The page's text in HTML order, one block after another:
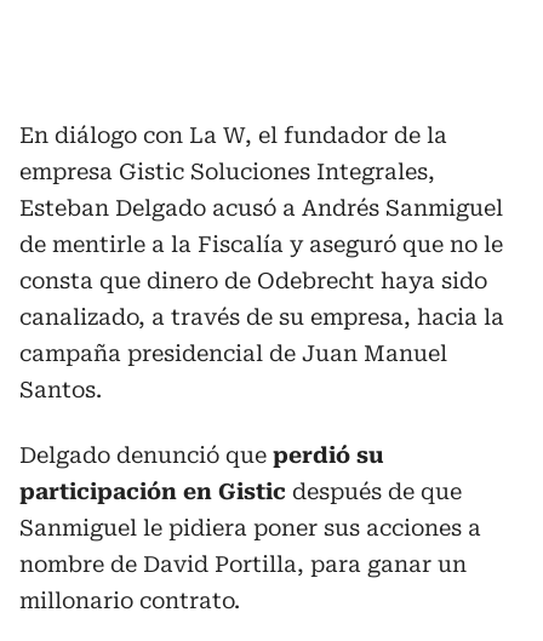
En diálogo con La W, el fundador de la
empresa Gistic Soluciones Integrales,
Esteban Delgado acusó a Andrés Sanmiguel
de mentirle a la Fiscalía y aseguró que no le
consta que dinero de Odebrecht haya sido
canalizado, a través de su empresa, hacia la
campaña presidencial de Juan Manuel
Santos.
Delgado denunció que perdió su
participación en Gistic después de que
Sanmiguel le pidiera poner sus acciones a
nombre de David Portilla, para ganar un
millonario contrato.